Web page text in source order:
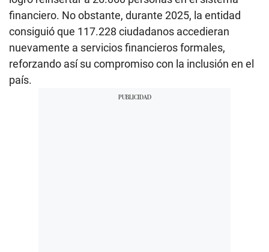
financiero. No obstante, durante 2025, la entidad
consiguió que 117.228 ciudadanos accedieran
nuevamente a servicios financieros formales,
reforzando así su compromiso con la inclusión en el
país.